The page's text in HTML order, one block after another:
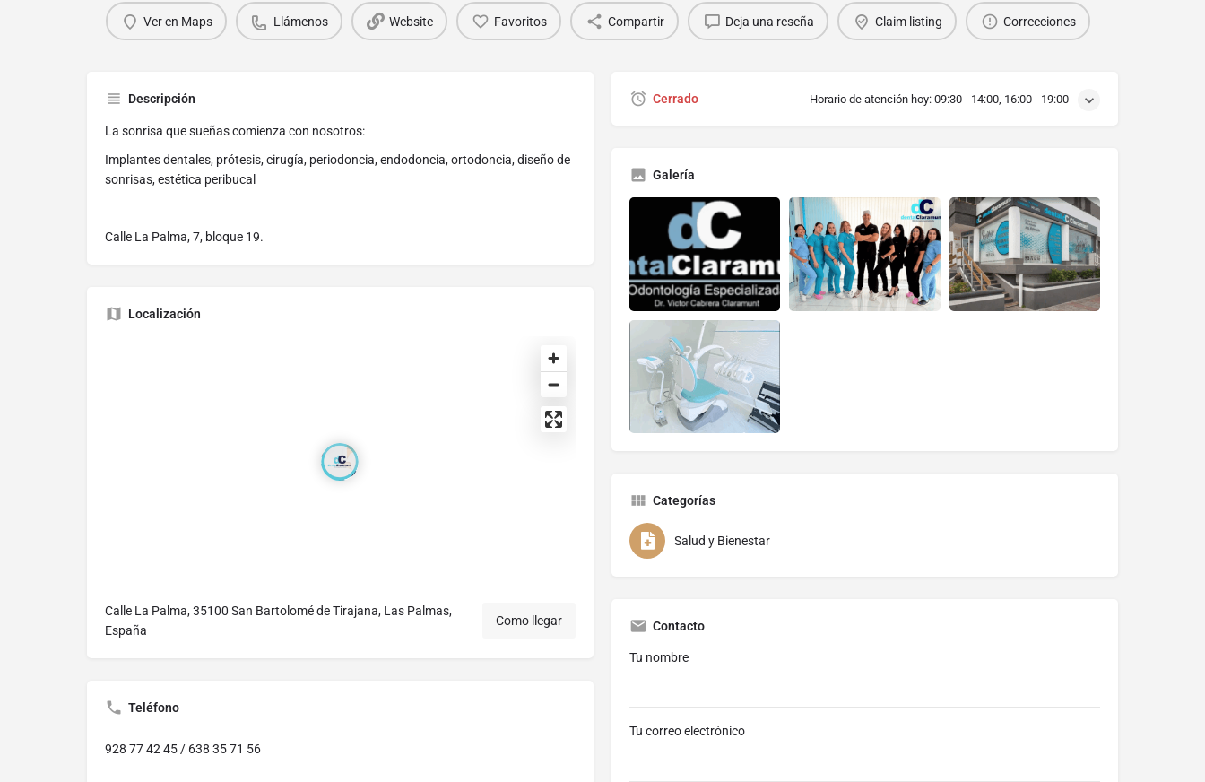
Ver en Maps Llámenos Website Favoritos Compartir Deja una reseña Claim listing Correcciones
Descripción
La sonrisa que sueñas comienza con nosotros:
Implantes dentales, prótesis, cirugía, periodoncia, endodoncia, ortodoncia, diseño de
sonrisas, estética peribucal
Calle La Palma, 7, bloque 19.
Localización
Calle La Palma, 35100 San Bartolomé de Tirajana, Las Palmas,
España
Como llegar
Teléfono
928 77 42 45 / 638 35 71 56
Cerrado Horario de atención hoy: 09:30 - 14:00, 16:00 - 19:00
Galería
Categorías
Salud y Bienestar
Contacto
Tu nombre
Tu correo electrónico